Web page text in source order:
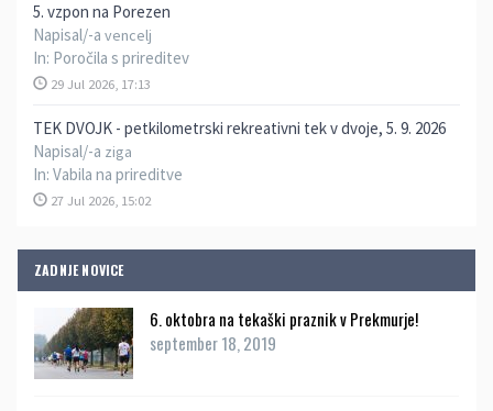
5. vzpon na Porezen
Napisal/-a vencelj
In: Poročila s prireditev
29 Jul 2026, 17:13
TEK DVOJK - petkilometrski rekreativni tek v dvoje, 5. 9. 2026
Napisal/-a ziga
In: Vabila na prireditve
27 Jul 2026, 15:02
ZADNJE NOVICE
6. oktobra na tekaški praznik v Prekmurje!
september 18, 2019